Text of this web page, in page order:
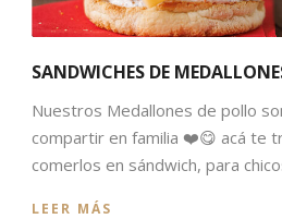
SANDWICHES DE
Nuestros Medallones de pollo
compartir en familia ❤️😋 acá te
comerlos en sándwich, para
LEER MÁS